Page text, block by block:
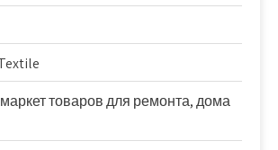
товаров для ремонта, дома